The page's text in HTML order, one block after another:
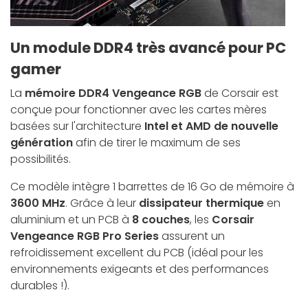
Un module DDR4 très avancé pour PC
gamer
La mémoire DDR4 Vengeance RGBde Corsair est
conçue pour fonctionner avec les cartes mères
basées sur l'architecture Intel et AMD de nouvelle
générationafin de tirer le maximum de ses
possibilités.
Ce modèle intègre 1 barrettes de 16 Go de mémoire à
3600 MHz. Grâce à leur dissipateur thermiqueen
aluminium et un PCB à 8 couches, les Corsair
Vengeance RGB Pro Seriesassurent un
refroidissement excellent du PCB (idéal pour les
environnements exigeants et des performances
durables !).